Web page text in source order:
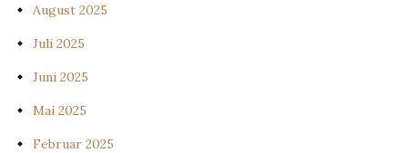
August 2025
Juli 2025
Juni 2025
Mai 2025
Februar 2025